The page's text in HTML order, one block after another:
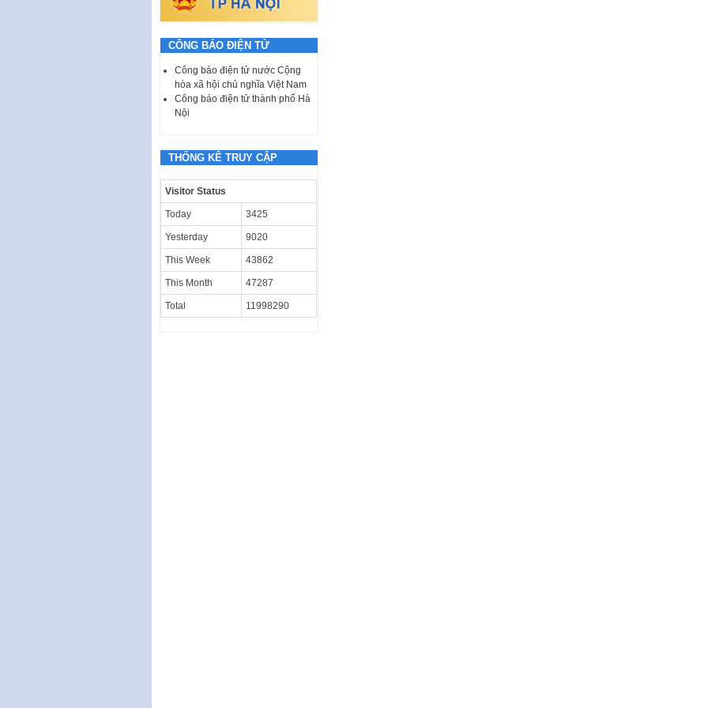
CÔNG BÁO ĐIỆN TỬ
Công báo điện tử nước Cộng
hòa xã hội chủ nghĩa Việt Nam
Công báo điện tử thành phố Hà
Nội
THỐNG KÊ TRUY CẬP
Visitor Status
Today 3425
Yesterday 9020
This Week 43862
This Month 47287
Total 11998290